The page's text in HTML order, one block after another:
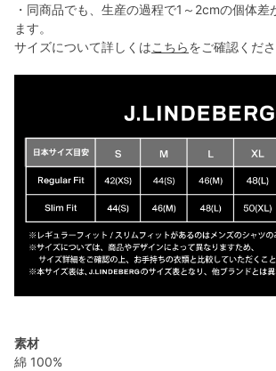
・同商品でも、生産の過程で1～2cmの個体差
ます。
サイズについて詳しくはこちらをご確認くださ
素材
綿 100%